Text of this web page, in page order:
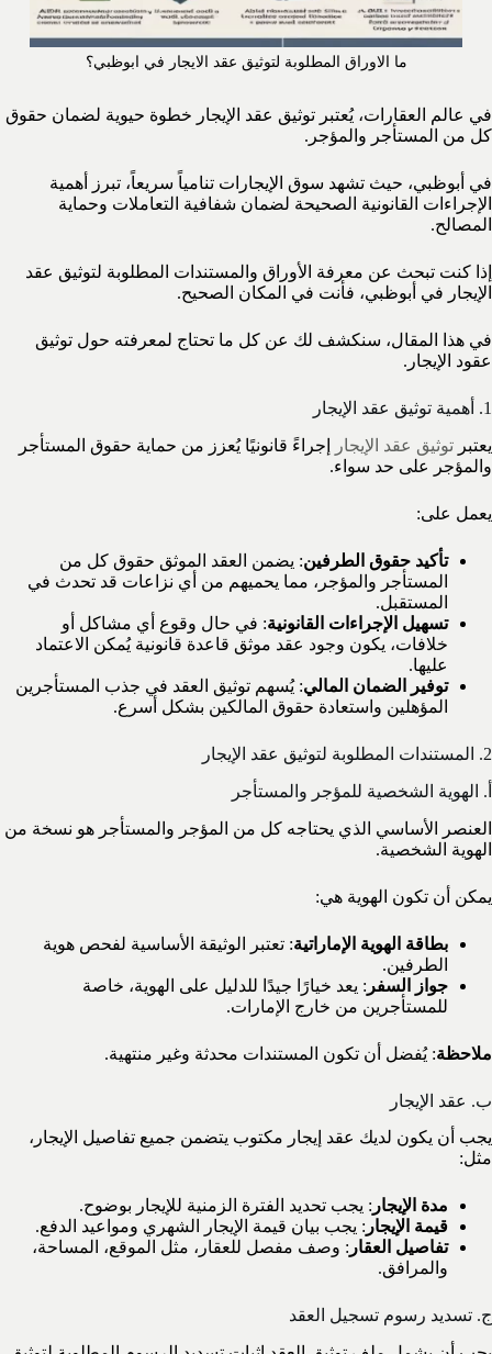
ما الاوراق المطلوبة لتوثيق عقد الايجار في ابوظبي؟
في عالم العقارات، يُعتبر توثيق عقد الإيجار خطوة حيوية لضمان حقوق
كل من المستأجر والمؤجر.
في أبوظبي، حيث تشهد سوق الإيجارات تنامياً سريعاً، تبرز أهمية
الإجراءات القانونية الصحيحة لضمان شفافية التعاملات وحماية
المصالح.
إذا كنت تبحث عن معرفة الأوراق والمستندات المطلوبة لتوثيق عقد
الإيجار في أبوظبي، فأنت في المكان الصحيح.
في هذا المقال، سنكشف لك عن كل ما تحتاج لمعرفته حول توثيق
عقود الإيجار.
1. أهمية توثيق عقد الإيجار
يعتبر توثيق عقد الإيجار
إجراءً قانونيًا يُعزز من حماية حقوق المستأجر
والمؤجر على حد سواء.
يعمل على:
تأكيد حقوق الطرفين: يضمن العقد الموثق حقوق كل من
المستأجر والمؤجر، مما يحميهم من أي نزاعات قد تحدث في
المستقبل.
تسهيل الإجراءات القانونية: في حال وقوع أي مشاكل أو
خلافات، يكون وجود عقد موثق قاعدة قانونية يُمكن الاعتماد
عليها.
توفير الضمان المالي: يُسهم توثيق العقد في جذب المستأجرين
المؤهلين واستعادة حقوق المالكين بشكل أسرع.
2. المستندات المطلوبة لتوثيق عقد الإيجار
أ. الهوية الشخصية للمؤجر والمستأجر
العنصر الأساسي الذي يحتاجه كل من المؤجر والمستأجر هو نسخة من
الهوية الشخصية.
يمكن أن تكون الهوية هي:
بطاقة الهوية الإماراتية: تعتبر الوثيقة الأساسية لفحص هوية
الطرفين.
جواز السفر : يعد خيارًا جيدًا للدليل على الهوية، خاصة
للمستأجرين من خارج الإمارات.
ملاحظة: يُفضل أن تكون المستندات محدثة وغير منتهية.
ب. عقد الإيجار
يجب أن يكون لديك عقد إيجار مكتوب يتضمن جميع تفاصيل الإيجار،
مثل:
مدة الإيجار : يجب تحديد الفترة الزمنية للإيجار بوضوح.
قيمة الإيجار : يجب بيان قيمة الإيجار الشهري ومواعيد الدفع.
تفاصيل العقار : وصف مفصل للعقار، مثل الموقع، المساحة،
والمرافق.
ج. تسديد رسوم تسجيل العقد